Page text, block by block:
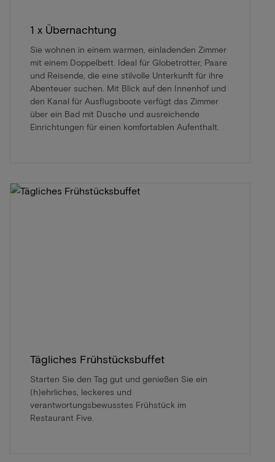
1 x Übernachtung
Sie wohnen in einem warmen, einladenden Zimmer
mit einem Doppelbett. Ideal für Globetrotter, Paare
und Reisende, die eine stilvolle Unterkunft für ihre
Abenteuer suchen. Mit Blick auf den Innenhof und
den Kanal für Ausflugsboote verfügt das Zimmer
über ein Bad mit Dusche und ausreichende
Einrichtungen für einen komfortablen Aufenthalt.
Tägliches Frühstücksbuffet
Starten Sie den Tag gut und genießen Sie ein
(h)ehrliches, leckeres und
verantwortungsbewusstes Frühstück im
Restaurant Five.